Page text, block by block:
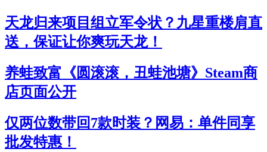
天龙归来项目组立军令状？九星重楼肩直
送，保证让你爽玩天龙！
养蛙致富《圆滚滚，丑蛙池塘》Steam商
店页面公开
仅两位数带回7款时装？网易：单件同享
批发特惠！